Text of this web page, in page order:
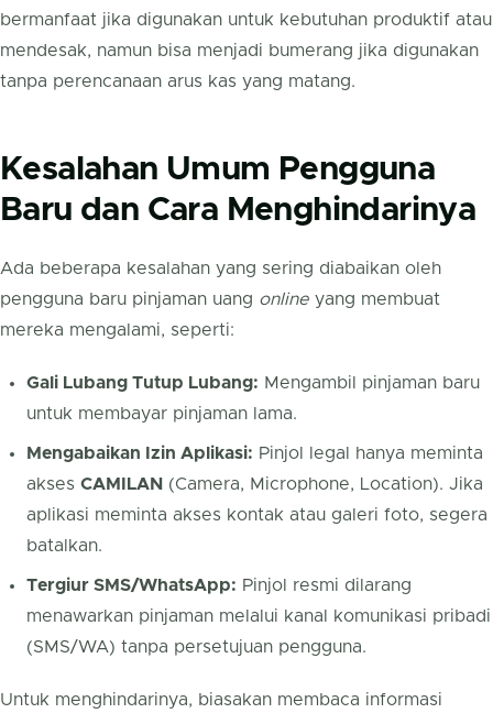
bermanfaat jika digunakan untuk kebutuhan produktif atau
mendesak, namun bisa menjadi bumerang jika digunakan
tanpa perencanaan arus kas yang matang.
Kesalahan Umum Pengguna
Baru dan Cara Menghindarinya
Ada beberapa kesalahan yang sering diabaikan oleh
pengguna baru pinjaman uang online yang membuat
mereka mengalami, seperti:
Gali Lubang Tutup Lubang: Mengambil pinjaman baru
untuk membayar pinjaman lama.
Mengabaikan Izin Aplikasi: Pinjol legal hanya meminta
akses CAMILAN (Camera, Microphone, Location). Jika
aplikasi meminta akses kontak atau galeri foto, segera
batalkan.
Tergiur SMS/WhatsApp: Pinjol resmi dilarang
menawarkan pinjaman melalui kanal komunikasi pribadi
(SMS/WA) tanpa persetujuan pengguna.
Untuk menghindarinya, biasakan membaca informasi